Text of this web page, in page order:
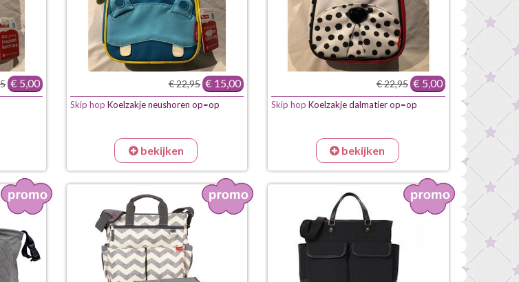
€ 5,00 € 22,95 € 15,00
Skip hop Koelzakje neushoren op=op
bekijken
€ 22,95 € 5,00
Skip hop Koelzakje dalmatier op=op
bekijken